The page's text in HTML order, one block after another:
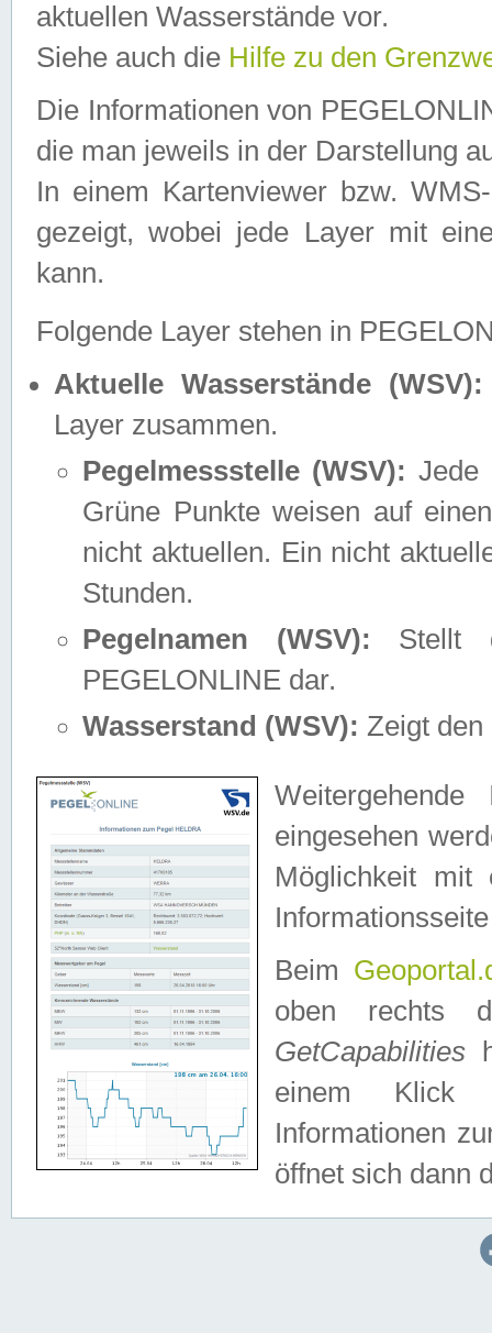
aktuellen Wasserstände vor.
Siehe auch die Hilfe zu den
Die Informationen von
die man jeweils in der Darstellung
In einem Kartenviewer bzw.
gezeigt, wobei jede Layer mit
kann.
Folgende Layer stehen in
Aktuelle Wasserstände (WSV):
Layer zusammen.
Pegelmessstelle (WSV): Jede
Grüne Punkte weisen auf
nicht aktuellen. Ein nicht
Stunden.
Pegelnamen (WSV): Stellt
PEGELONLINE dar.
Wasserstand (WSV): Zeigt den
eingesehen
Möglichkeit mit
Beim
oben rechts
GetCapabilities
einem Klick
Informationen
öffnet sich dann